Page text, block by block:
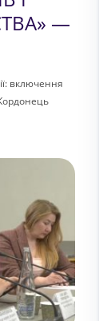
—
включення